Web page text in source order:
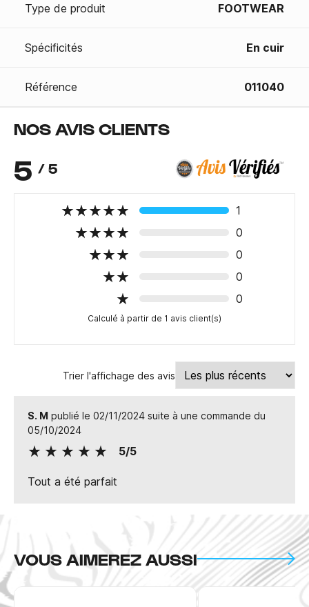
Type de produit FOOTWEAR
Spécificités En cuir
Référence 011040
NOS AVIS CLIENTS
5 / 5
1
0
0
0
0
Calculé à partir de 1 avis client(s)
Trier l'affichage des avis
S. M publié le 02/11/2024 suite à une commande du
05/10/2024
5/5
Tout a été parfait
VOUS AIMEREZ AUSSI